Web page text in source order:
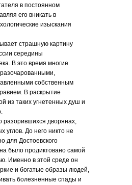
в постоянном
его вникать в
изыскания
страшную картину
середины
В это время многие
собственным
В раскрытие
из таких угнетенных душ и
разорившихся дворянах,
углов. До него никто не
для Достоевского
было продиктовано самой
Именно в этой среде он
и богатые образы людей,
болезненные спады и